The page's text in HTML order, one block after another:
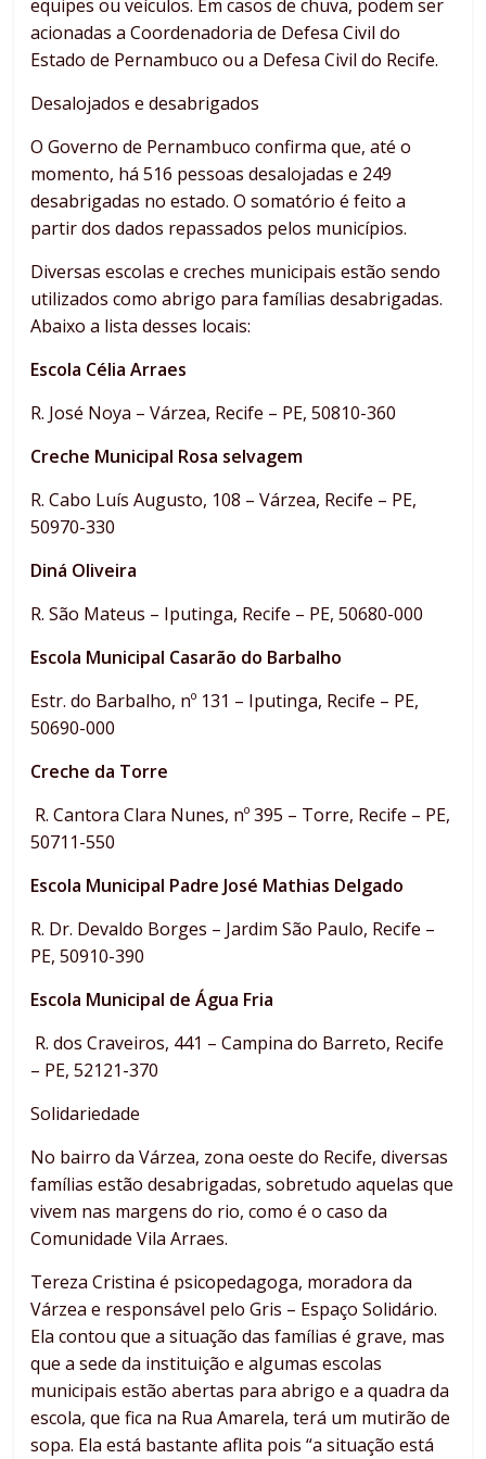
equipes ou veículos. Em casos de chuva, podem ser
acionadas a Coordenadoria de Defesa Civil do
Estado de Pernambuco ou a Defesa Civil do Recife.
Desalojados e desabrigados
O Governo de Pernambuco confirma que, até o
momento, há 516 pessoas desalojadas e 249
desabrigadas no estado. O somatório é feito a
partir dos dados repassados pelos municípios.
Diversas escolas e creches municipais estão sendo
utilizados como abrigo para famílias desabrigadas.
Abaixo a lista desses locais:
Escola Célia Arraes
R. José Noya – Várzea, Recife – PE, 50810-360
Creche Municipal Rosa selvagem
R. Cabo Luís Augusto, 108 – Várzea, Recife – PE,
50970-330
Diná Oliveira
R. São Mateus – Iputinga, Recife – PE, 50680-000
Escola Municipal Casarão do Barbalho
Estr. do Barbalho, nº 131 – Iputinga, Recife – PE,
50690-000
Creche da Torre
R. Cantora Clara Nunes, nº 395 – Torre, Recife – PE,
50711-550
Escola Municipal Padre José Mathias Delgado
R. Dr. Devaldo Borges – Jardim São Paulo, Recife –
PE, 50910-390
Escola Municipal de Água Fria
R. dos Craveiros, 441 – Campina do Barreto, Recife
– PE, 52121-370
Solidariedade
No bairro da Várzea, zona oeste do Recife, diversas
famílias estão desabrigadas, sobretudo aquelas que
vivem nas margens do rio, como é o caso da
Comunidade Vila Arraes.
Tereza Cristina é psicopedagoga, moradora da
Várzea e responsável pelo Gris – Espaço Solidário.
Ela contou que a situação das famílias é grave, mas
que a sede da instituição e algumas escolas
municipais estão abertas para abrigo e a quadra da
escola, que fica na Rua Amarela, terá um mutirão de
sopa. Ela está bastante aflita pois “a situação está